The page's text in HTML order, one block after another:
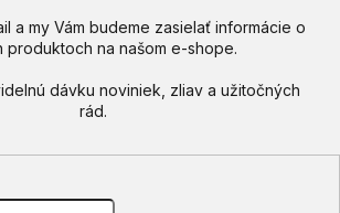
a my Vám budeme zasielať informácie o
produktoch na našom e-shope.